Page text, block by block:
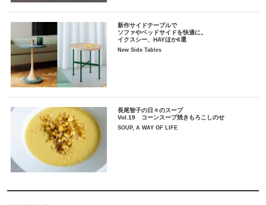
新作サイドテーブルで
ソファやベッドサイドを快適に。
イクスシー、HAYほか6選
New Side Tables
長尾智子の日々のスープ
Vol.19 コーンスープ焼きもろこしのせ
SOUP, A WAY OF LIFE